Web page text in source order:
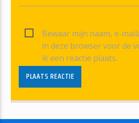
Bewaar mijn naam, e-
in deze browser voor de
ik een reactie plaats.